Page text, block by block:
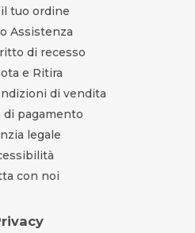
tuo ordine
Assistenza
di recesso
e Ritira
di vendita
di pagamento
legale
con noi